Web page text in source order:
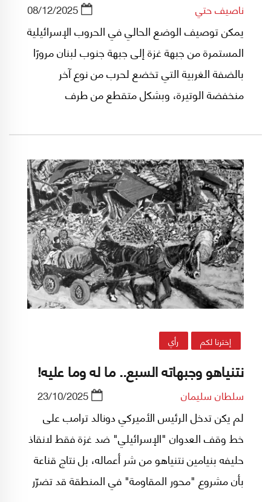
ناصيف حتي 08/12/2025
يمكن توصيف الوضع الحالي في الحروب الإسرائيلية
المستمرة من جبهة غزة إلى جبهة جنوب لبنان مرورًا
بالضفة الغربية التي تخضع لحرب من نوع آخر
منخفضة الوتيرة، وبشكل متقطع من طرف
بمحاولات وقفها وليس بالضرورة إنهائها.
إخترنا لكم رأي
نتنياهو وجبهاته السبع.. ما له وما عليه!
سلطان سليمان 23/10/2025
لم يكن تدخل الرئيس الأميركي دونالد ترامب على
خط وقف العدوان "الإسرائيلي" ضد غزة فقط لانقاذ
حليفه بنيامين نتنياهو من شر أعماله، بل نتاج قناعة
بأن مشروع "محور المقاومة" في المنطقة قد تضرّر